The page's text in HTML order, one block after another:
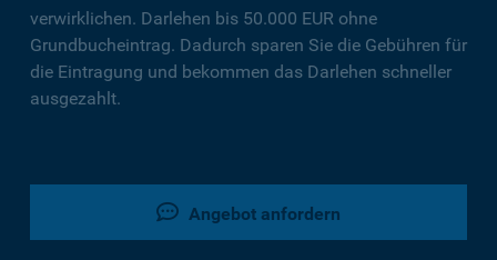
verwirklichen. Darlehen bis 50.000 EUR ohne
Grundbucheintrag. Dadurch sparen Sie die Gebühren für
die Eintragung und bekommen das Darlehen schneller
ausgezahlt.
Angebot anfordern